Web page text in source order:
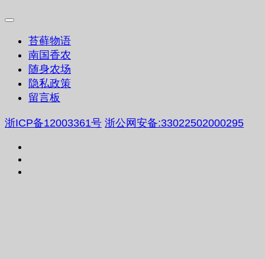
苔藓物语
南国香农
随身农场
隐私政策
留言板
浙ICP备12003361号 浙公网安备:33022502000295